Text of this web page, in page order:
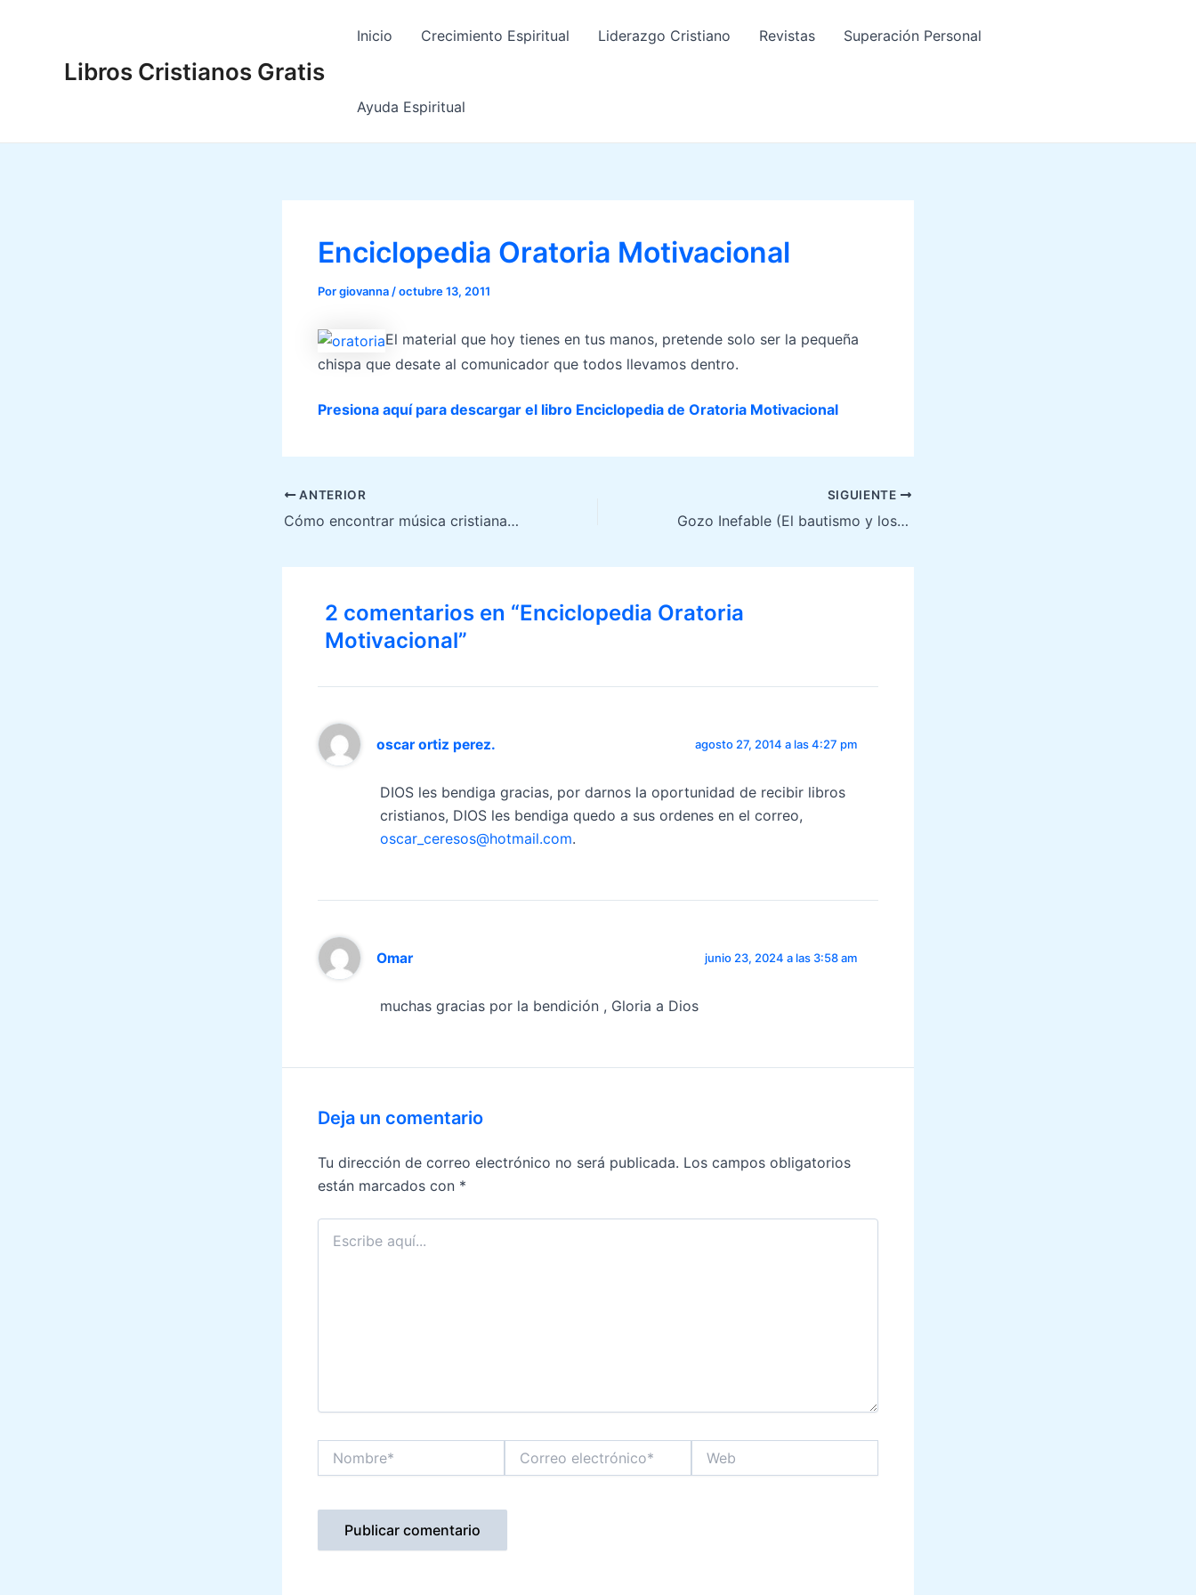
Libros Cristianos Gratis
Inicio Crecimiento Espiritual Liderazgo Cristiano Revistas Superación Personal
Ayuda Espiritual
Enciclopedia Oratoria Motivacional
Porgiovanna /octubre 13, 2011
El material que hoy tienes en tus manos, pretende solo ser la pequeña
chispa que desate al comunicador que todos llevamos dentro.
Presiona aquí para descargar el libro Enciclopedia de Oratoria Motivacional
Navegación
de
ANTERIOR
Cómo encontrar música cristiana gratis
SIGUIENTE
Gozo Inefable (El bautismo y los dones del Espíritu Santo)
2 comentarios en “Enciclopedia Oratoria
Motivacional”
oscar ortiz perez. agosto 27, 2014 a las 4:27 pm
DIOS les bendiga gracias, por darnos la oportunidad de recibir libros
cristianos, DIOS les bendiga quedo a sus ordenes en el correo,
oscar_ceresos@hotmail.com.
Omar junio 23, 2024 a las 3:58 am
muchas gracias por la bendición , Gloria a Dios
Deja un comentario
Tu dirección de correo electrónico no será publicada. Los campos obligatorios
están marcados con *
Escribe
aquí...
electrónico*